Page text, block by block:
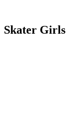
Skater Girls